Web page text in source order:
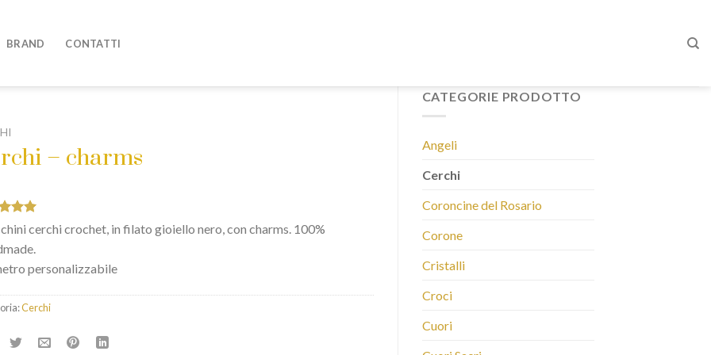
BRAND CONTATTI
CATEGORIE PRODOTTO
Angeli
Cerchi
Coroncine del Rosario
Corone
Cristalli
Croci
Cuori
– charms
5
di
cerchi crochet, in filato gioiello nero, con charms. 100%
personalizzabile
Cerchi